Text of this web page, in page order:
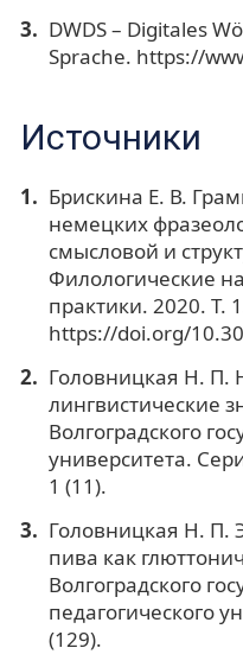
DWDS – Digitales
Sprache. https://
Источники
Брискина Е. В.
немецких
смысловой и
Филологические
практики. 2020. Т.
https://doi.org/
Головницкая Н. П.
лингвистические
Волгоградского
университета.
1 (11).
Головницкая Н. П.
пива как
Волгоградского
педагогического
(129).